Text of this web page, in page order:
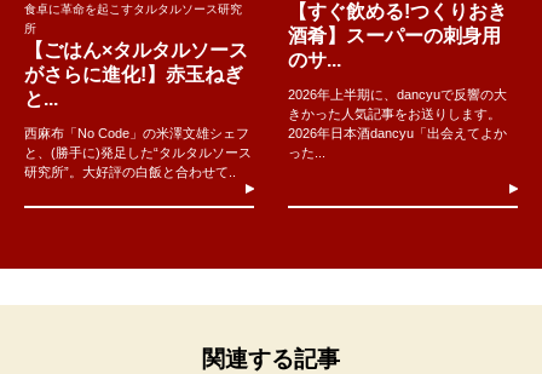
食卓に革命を起こすタルタルソース研究
所
【ごはん×タルタルソース
がさらに進化!】赤玉ねぎ
と...
西麻布「No Code」の米澤文雄シェフ
と、(勝手に)発足した“タルタルソース
研究所”。大好評の白飯と合わせて..
【すぐ飲める!つくりおき
酒肴】スーパーの刺身用
のサ...
2026年上半期に、dancyuで反響の大
きかった人気記事をお送りします。
2026年日本酒dancyu「出会えてよか
った...
関連する記事